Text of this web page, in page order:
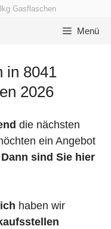
Gasflaschen
Menü
in 8041
2026
die nächsten
ein Angebot
Dann sind Sie hier
haben wir